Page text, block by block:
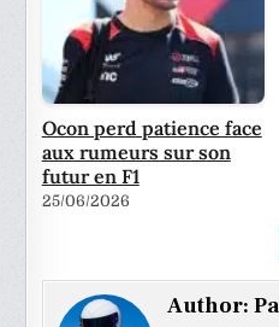
Ocon perd patience face
aux rumeurs sur son
futur en F1
25/06/2026
Author: